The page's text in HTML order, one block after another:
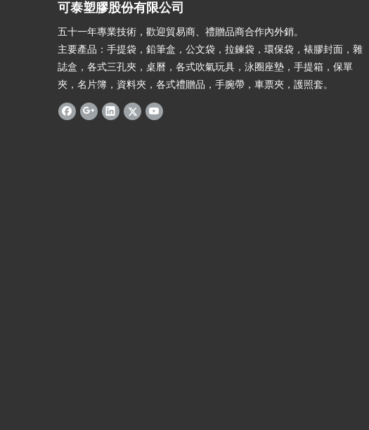
可泰塑膠股份有限公司
五十一年專業技術，歡迎貿易商、禮贈品商合作內外銷。
主要產品：手提袋，鉛筆盒，公文袋，拉鍊袋，環保袋，裱膠封面，雜
誌盒，各式三孔夾，桌曆，各式吹氣玩具，泳圈座墊，手提箱，保單
夾，名片簿，資料夾，各式禮贈品，手腕帶，車票夾，護照套。